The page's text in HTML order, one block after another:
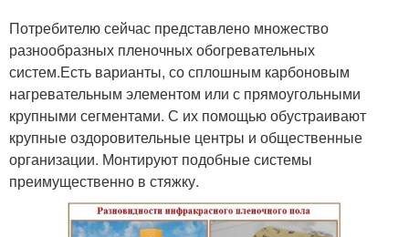
Потребителю сейчас представлено множество
разнообразных пленочных обогревательных
систем.Есть варианты, со сплошным карбоновым
нагревательным элементом или с прямоугольными
крупными сегментами. С их помощью обустраивают
крупные оздоровительные центры и общественные
организации. Монтируют подобные системы
преимущественно в стяжку.